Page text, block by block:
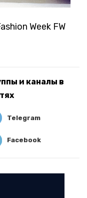
Week FW
и каналы в
Telegram
Facebook